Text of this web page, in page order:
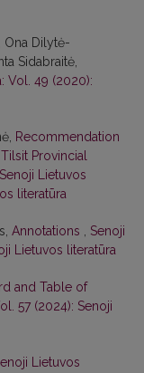
Ona Dilytė-
Sidabraitė,
Vol. 49 (2020):
Recommendation
Provincial
Senoji Lietuvos
literatūra
Annotations , Senoji
Lietuvos literatūra
and Table of
57 (2024): Senoji
Lietuvos